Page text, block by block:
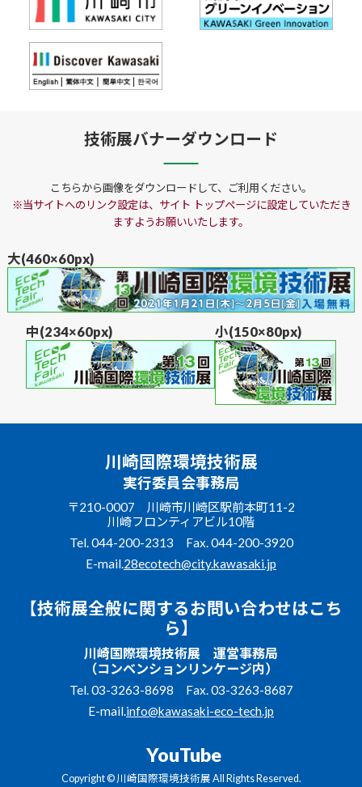
技術展バナーダウンロード
こちらから画像をダウンロードして、ご利用ください。
※当サイトへのリンク設定は、サイト トップページに設定していただき
ますようお願いいたします。
大(460×60px)
中(234×60px) 小(150×80px)
川崎国際環境技術展
実行委員会事務局
〒210-0007 川崎市川崎区駅前本町11-2
川崎フロンティアビル10階
Tel.044-200-2313 Fax. 044-200-3920
E-mail. 28ecotech@city.kawasaki.jp
【技術展全般に関するお問い合わせはこち
ら】
川崎国際環境技術展 運営事務局
（コンベンションリンケージ内）
Tel.03-3263-8698 Fax. 03-3263-8687
E-mail.info@kawasaki-eco-tech.jp
YouTube
Copyright © 川崎国際環境技術展 All Rights Reserved.